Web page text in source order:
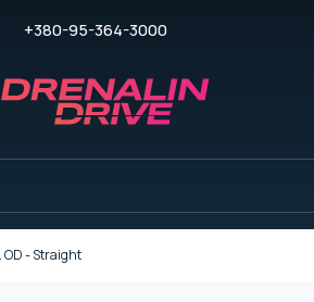
+380-95-364-3000
- Straight